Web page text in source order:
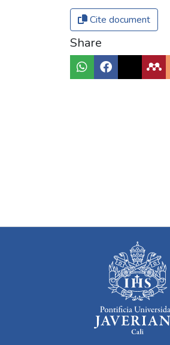
Cite document
Share